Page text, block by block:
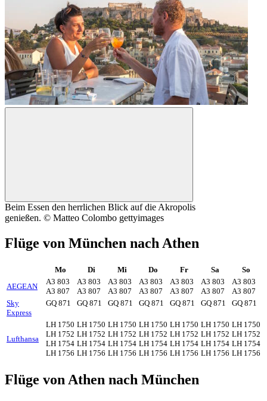
Beim Essen den herrlichen Blick auf die Akropolis
genießen. © Matteo Colombo gettyimages
Flüge von München nach Athen
Mo Di Mi Do Fr Sa
So
AEGEAN
A3 803
A3 807
A3 803
A3 807
A3 803
A3 807
A3 803
A3 807
A3 803
A3 807
A3 803
A3 807
A3 803
A3 807
Sky
Express
GQ 871 GQ 871 GQ 871 GQ 871 GQ 871 GQ 871 GQ 871
Lufthansa
LH 1750
LH 1752
LH 1754
LH 1756
LH 1750
LH 1752
LH 1754
LH 1756
LH 1750
LH 1752
LH 1754
LH 1756
LH 1750
LH 1752
LH 1754
LH 1756
LH 1750
LH 1752
LH 1754
LH 1756
LH 1750
LH 1752
LH 1754
LH 1756
LH 1750
LH 1752
LH 1754
LH 1756
Flüge von Athen nach München